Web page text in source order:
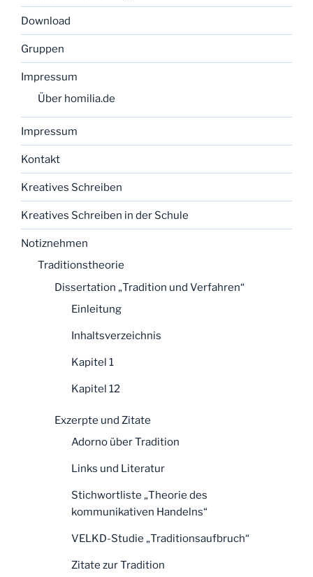
Download
Gruppen
Impressum
Über homilia.de
Impressum
Kontakt
Kreatives Schreiben
Kreatives Schreiben in der Schule
Notiznehmen
Traditionstheorie
Dissertation „Tradition und Verfahren“
Einleitung
Inhaltsverzeichnis
Kapitel 1
Kapitel 12
Exzerpte und Zitate
Adorno über Tradition
Links und Literatur
Stichwortliste „Theorie des
kommunikativen Handelns“
VELKD-Studie „Traditionsaufbruch“
Zitate zur Tradition